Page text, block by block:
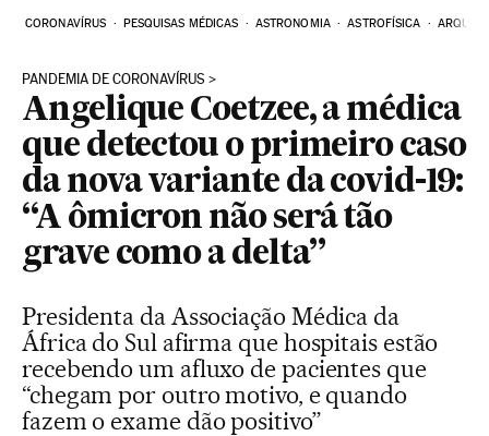
CORONAVÍRUS PESQUISAS MÉDICAS ASTRONOMIA ASTROFÍSICA
PANDEMIA DE CORONAVÍRUS
Angelique Coetzee, a médica
que detectou o primeiro caso
da nova variante da covid-19:
“A ômicron não será tão
grave como a delta”
Presidenta da Associação Médica da
África do Sul afirma que hospitais estão
recebendo um afluxo de pacientes que
“chegam por outro motivo, e quando
fazem o exame dão positivo”